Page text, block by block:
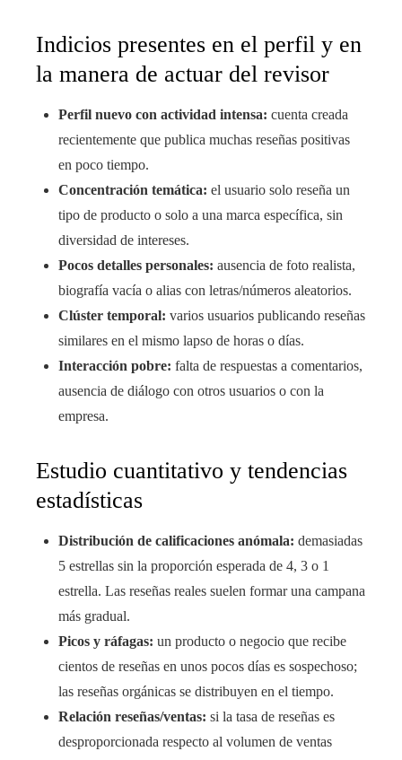
Indicios presentes en el perfil y en
la manera de actuar del revisor
Perfil nuevo con actividad intensa: cuenta creada
recientemente que publica muchas reseñas positivas
en poco tiempo.
Concentración temática: el usuario solo reseña un
tipo de producto o solo a una marca específica, sin
diversidad de intereses.
Pocos detalles personales: ausencia de foto realista,
biografía vacía o alias con letras/números aleatorios.
Clúster temporal: varios usuarios publicando reseñas
similares en el mismo lapso de horas o días.
Interacción pobre: falta de respuestas a comentarios,
ausencia de diálogo con otros usuarios o con la
empresa.
Estudio cuantitativo y tendencias
estadísticas
Distribución de calificaciones anómala: demasiadas
5 estrellas sin la proporción esperada de 4, 3 o 1
estrella. Las reseñas reales suelen formar una campana
más gradual.
Picos y ráfagas: un producto o negocio que recibe
cientos de reseñas en unos pocos días es sospechoso;
las reseñas orgánicas se distribuyen en el tiempo.
Relación reseñas/ventas: si la tasa de reseñas es
desproporcionada respecto al volumen de ventas